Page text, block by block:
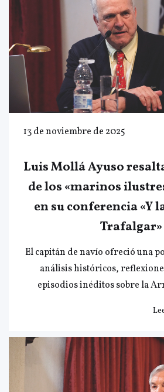
13 de noviembre de 2025
Luis Mollá Ayuso
de los «marinos
en su conferencia «Y
Trafalgar»
El capitán de navío ofreció una
análisis históricos,
episodios inéditos sobre la